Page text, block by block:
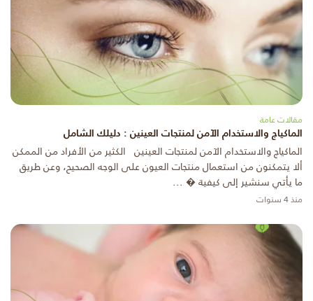
مقالات عامة
الماكياج والاستخدام الآمن لمنتجات العينين : دليلك الشامل
الماكياج والاستخدام الآمن لمنتجات العينين الكثير من الأفراد من الممكن
ألا يتمكنون من استعمال منتجات العيون على الوجه الصحيح، وعن طريق
ما يأتي سنشير إلى كيفية � ...
منذ 4 سنوات